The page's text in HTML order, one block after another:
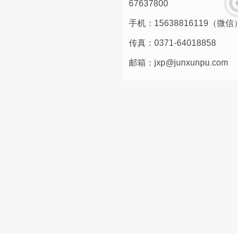
67637800
手机：15638816119（微信）
传真：0371-64018858
邮箱：jxp@junxunpu.com